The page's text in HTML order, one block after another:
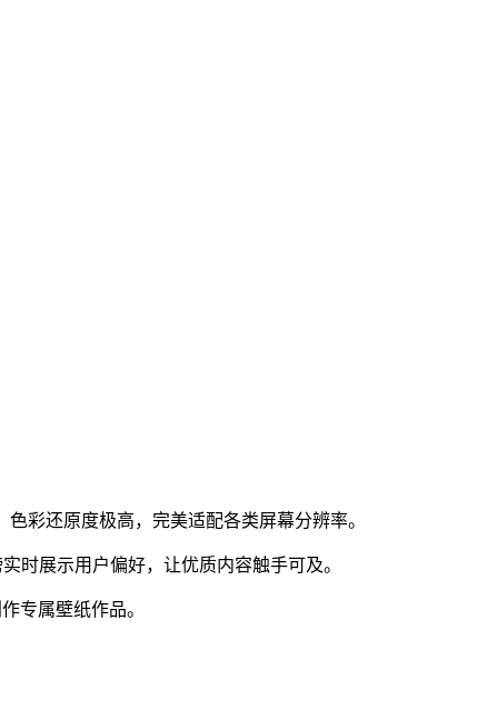
彩还原度极高，完美适配各类屏幕分辨率。
时展示用户偏好，让优质内容触手可及。
专属壁纸作品。